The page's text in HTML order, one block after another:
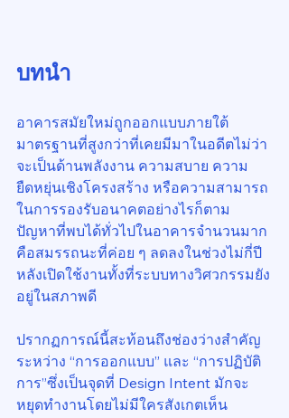
บทนำ
อาคารสมัยใหม่ถูกออกแบบภายใต้
มาตรฐานที่สูงกว่าที่เคยมีมาในอดีตไม่ว่า
จะเป็นด้านพลังงาน ความสบาย ความ
ยืดหยุ่นเชิงโครงสร้าง หรือความสามารถ
ในการรองรับอนาคตอย่างไรก็ตาม
ปัญหาที่พบได้ทั่วไปในอาคารจำนวนมาก
คือสมรรถนะที่ค่อย ๆ ลดลงในช่วงไม่กี่ปี
หลังเปิดใช้งานทั้งที่ระบบทางวิศวกรรมยัง
อยู่ในสภาพดี
ปรากฏการณ์นี้สะท้อนถึงช่องว่างสำคัญ
ระหว่าง “การออกแบบ” และ “การปฏิบัติ
การ”ซึ่งเป็นจุดที่ Design Intent มักจะ
หยุดทำงานโดยไม่มีใครสังเกตเห็น